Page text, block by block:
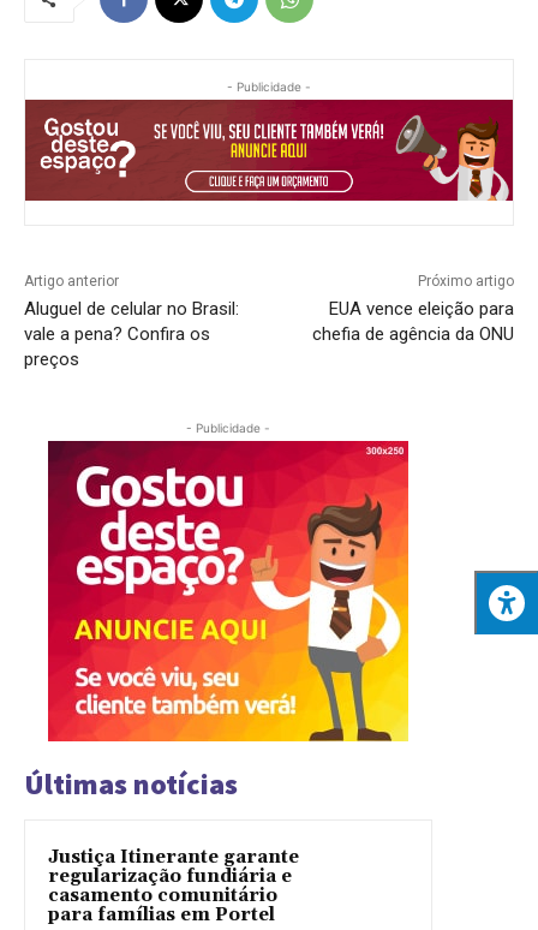
- Publicidade -
Artigo anterior
Aluguel de celular no Brasil:
vale a pena? Confira os
preços
Próximo artigo
EUA vence eleição para
chefia de agência da ONU
- Publicidade -
Últimas notícias
Justiça Itinerante garante
regularização fundiária e
casamento comunitário
para famílias em Portel